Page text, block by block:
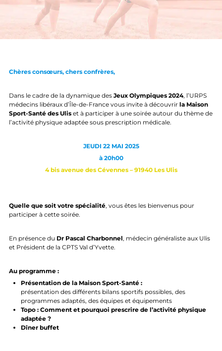
Chères consœurs, chers confrères,
Dans le cadre de la dynamique des Jeux Olympiques 2024, l’URPS
médecins libéraux d’Île-de-France vous invite à découvrir la Maison
Sport-Santé des Ulis et à participer à une soirée autour du thème de
l’activité physique adaptée sous prescription médicale.
JEUDI 22 MAI 2025
à 20h00
4 bis avenue des Cévennes – 91940 Les Ulis
Quelle que soit votre spécialité, vous êtes les bienvenus pour
participer à cette soirée.
En présence du Dr Pascal Charbonnel, médecin généraliste aux Ulis
et Président de la CPTS Val d’Yvette.
Au programme :
Présentation de la Maison Sport-Santé :
présentation des différents bilans sportifs possibles, des
programmes adaptés, des équipes et équipements
Topo : Comment et pourquoi prescrire de l’activité physique
adaptée ?
Dîner buffet